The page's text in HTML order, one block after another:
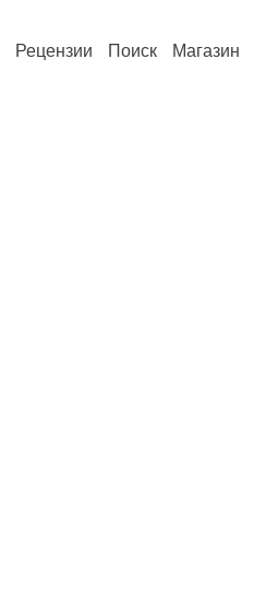
Рецензии Поиск Магазин